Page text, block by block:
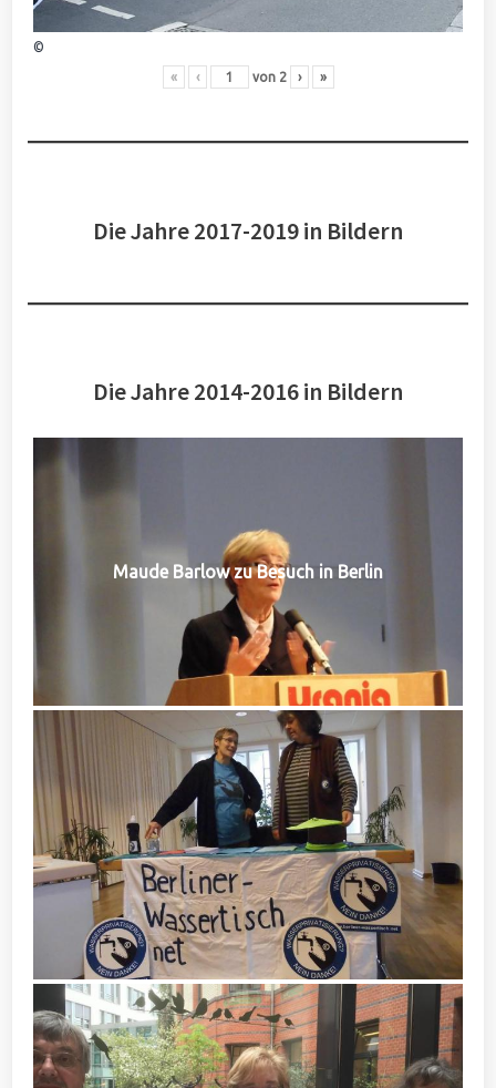
©
« ‹ von 2 › »
Die Jahre 2017-2019 in Bildern
Die Jahre 2014-2016 in Bildern
Maude Barlow zu Besuch in Berlin